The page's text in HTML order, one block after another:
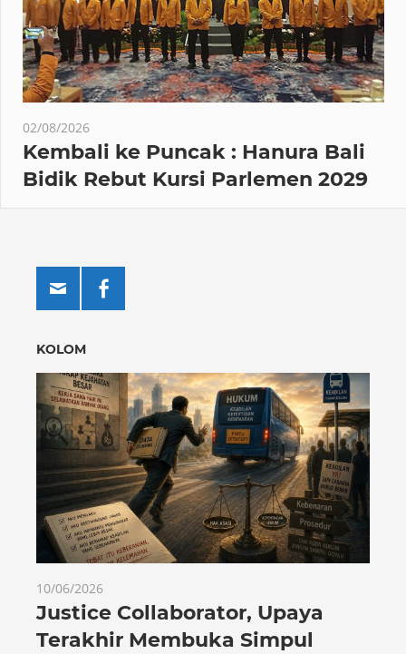
02/08/2026
Kembali ke Puncak : Hanura Bali
Bidik Rebut Kursi Parlemen 2029
KOLOM
10/06/2026
Justice Collaborator, Upaya
Terakhir Membuka Simpul